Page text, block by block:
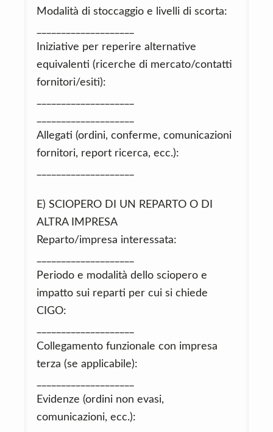
Modalità di stoccaggio e livelli di scorta:
Iniziative per reperire alternative
equivalenti (ricerche di mercato/contatti
fornitori/esiti):
Allegati (ordini, conferme, comunicazioni
fornitori, report ricerca, ecc.):
E) SCIOPERO DI UN REPARTO O DI
ALTRA IMPRESA
Reparto/impresa interessata:
Periodo e modalità dello sciopero e
impatto sui reparti per cui si chiede
CIGO:
Collegamento funzionale con impresa
terza (se applicabile):
Evidenze (ordini non evasi,
comunicazioni, ecc.):